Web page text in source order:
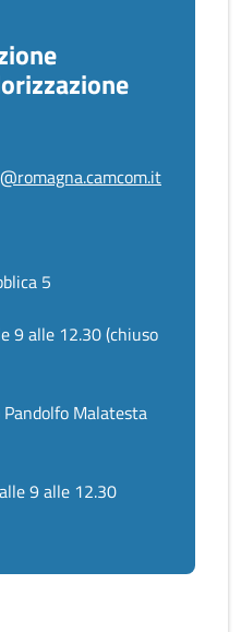
5
9 alle 12.30 (chiuso
Malatesta
9 alle 12.30